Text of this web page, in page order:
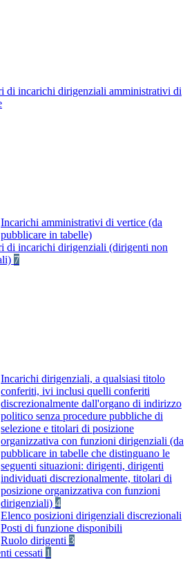
di incarichi dirigenziali amministrativi di
Incarichi amministrativi di vertice (da
pubblicare in tabelle)
di incarichi dirigenziali (dirigenti non
7
Incarichi dirigenziali, a qualsiasi titolo
conferiti, ivi inclusi quelli conferiti
discrezionalmente dall'organo di indirizzo
politico senza procedure pubbliche di
selezione e titolari di posizione
organizzativa con funzioni dirigenziali (da
pubblicare in tabelle che distinguano le
seguenti situazioni: dirigenti, dirigenti
individuati discrezionalmente, titolari di
posizione organizzativa con funzioni
dirigenziali) 4
Elenco posizioni dirigenziali discrezionali
Posti di funzione disponibili
Ruolo dirigenti 3
cessati 1